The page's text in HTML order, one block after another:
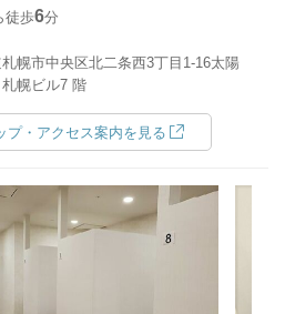
徒歩6分
幌市中央区北二条西3丁目1-16太陽
幌ビル7 階
プ・アクセス案内を見る